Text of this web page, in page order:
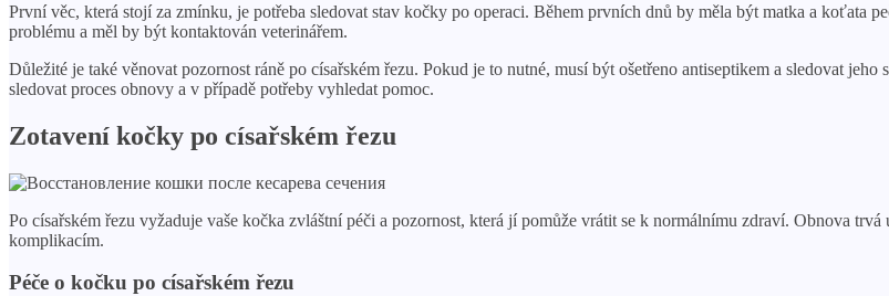
První věc, která stojí za zmínku, je potřeba sledovat stav kočky po operaci. Během prvních dnů by měla být matka a koťata
problému a měl by být kontaktován veterinářem.
Důležité je také věnovat pozornost ráně po císařském řezu. Pokud je to nutné, musí být ošetřeno antiseptikem a sledovat
sledovat proces obnovy a v případě potřeby vyhledat pomoc.
Zotavení kočky po císařském řezu
Po císařském řezu vyžaduje vaše kočka zvláštní péči a pozornost, která jí pomůže vrátit se k normálnímu zdraví. Obnova
komplikacím.
Péče o kočku po císařském řezu